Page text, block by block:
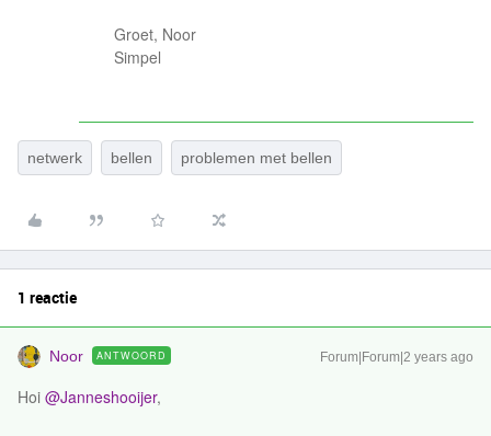
Groet, Noor
Simpel
netwerk bellen problemen met bellen
1 reactie
Noor ANTWOORD Forum|Forum|2 years ago
Hoi @Janneshooijer,